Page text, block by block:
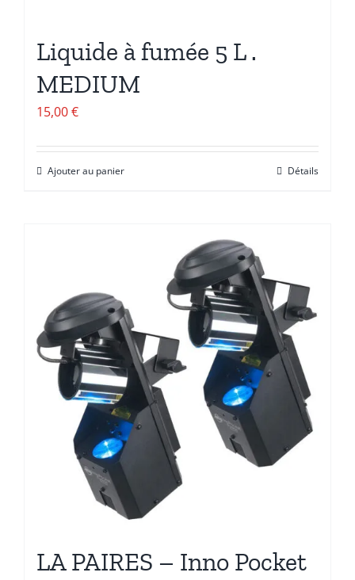
Liquide à fumée 5 L .
MEDIUM
15,00€
Ajouter au panier Détails
LA PAIRES – Inno Pocket